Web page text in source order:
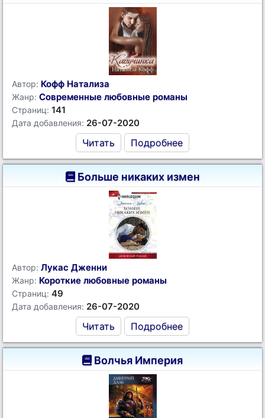
Автор: Кофф Натализа
Жанр: Современные любовные романы
Страниц: 141
Дата добавления: 26-07-2020
Читать Подробнее
Больше никаких измен
Автор: Лукас Дженни
Жанр: Короткие любовные романы
Страниц: 49
Дата добавления: 26-07-2020
Читать Подробнее
Волчья Империя